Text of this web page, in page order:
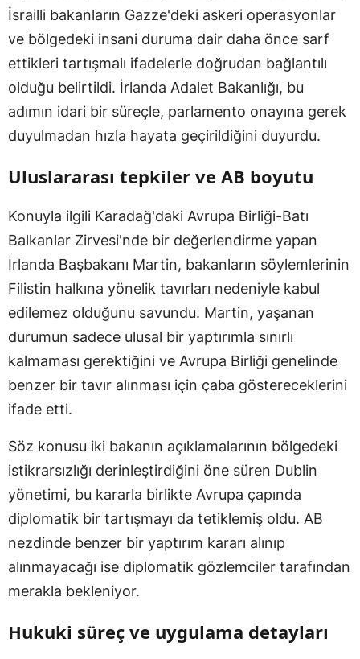
İsrailli bakanların Gazze'deki askeri operasyonlar
ve bölgedeki insani duruma dair daha önce sarf
ettikleri tartışmalı ifadelerle doğrudan bağlantılı
olduğu belirtildi. İrlanda Adalet Bakanlığı, bu
adımın idari bir süreçle, parlamento onayına gerek
duyulmadan hızla hayata geçirildiğini duyurdu.
Uluslararası tepkiler ve AB boyutu
Konuyla ilgili Karadağ'daki Avrupa Birliği-Batı
Balkanlar Zirvesi'nde bir değerlendirme yapan
İrlanda Başbakanı Martin, bakanların söylemlerinin
Filistin halkına yönelik tavırları nedeniyle kabul
edilemez olduğunu savundu. Martin, yaşanan
durumun sadece ulusal bir yaptırımla sınırlı
kalmaması gerektiğini ve Avrupa Birliği genelinde
benzer bir tavır alınması için çaba göstereceklerini
ifade etti.
Söz konusu iki bakanın açıklamalarının bölgedeki
istikrarsızlığı derinleştirdiğini öne süren Dublin
yönetimi, bu kararla birlikte Avrupa çapında
diplomatik bir tartışmayı da tetiklemiş oldu. AB
nezdinde benzer bir yaptırım kararı alınıp
alınmayacağı ise diplomatik gözlemciler tarafından
merakla bekleniyor.
Hukuki süreç ve uygulama detayları